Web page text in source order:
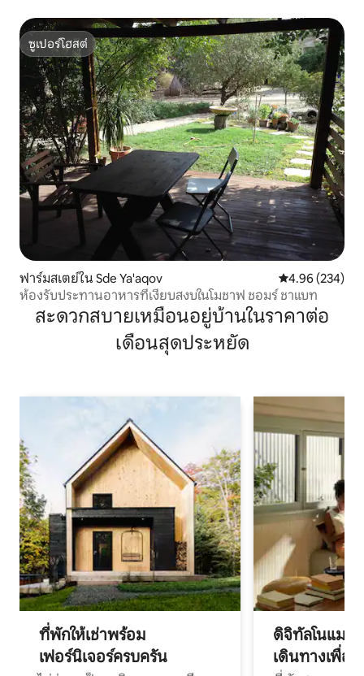
ซูเปอร์โฮสต์
ซูเปอร์โฮสต์
ฟาร์มสเตย์ใน Sde Ya'aqov คะแนนเฉลี่ย
4.96 (234)
ห้องรับประทานอาหารที่เงียบสงบในโมชาฟ ชอมร์ ชาแบท
สะดวกสบายเหมือนอยู่บ้านในราคาต่อ
เดือนสุดประหยัด
ที่พักให้เช่าพร้อม
เฟอร์นิเจอร์ครบครัน
ดิจิทัลโนแมด
เดินทางเพื่อ